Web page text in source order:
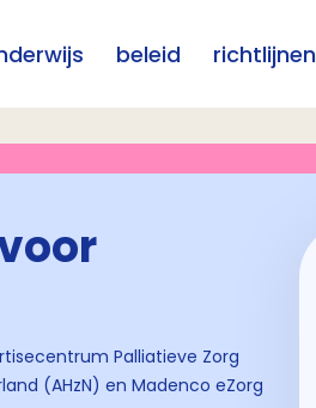
beleid richtlijnen
Palliatieve Zorg
(AHzN) en Madenco eZorg